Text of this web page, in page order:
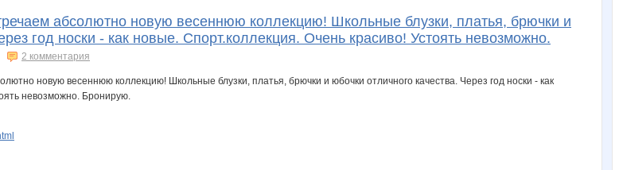
абсолютно новую весеннюю коллекцию! Школьные блузки, платья, брючки и
год носки - как новые. Спорт.коллекция. Очень красиво! Устоять невозможно.
2 комментария